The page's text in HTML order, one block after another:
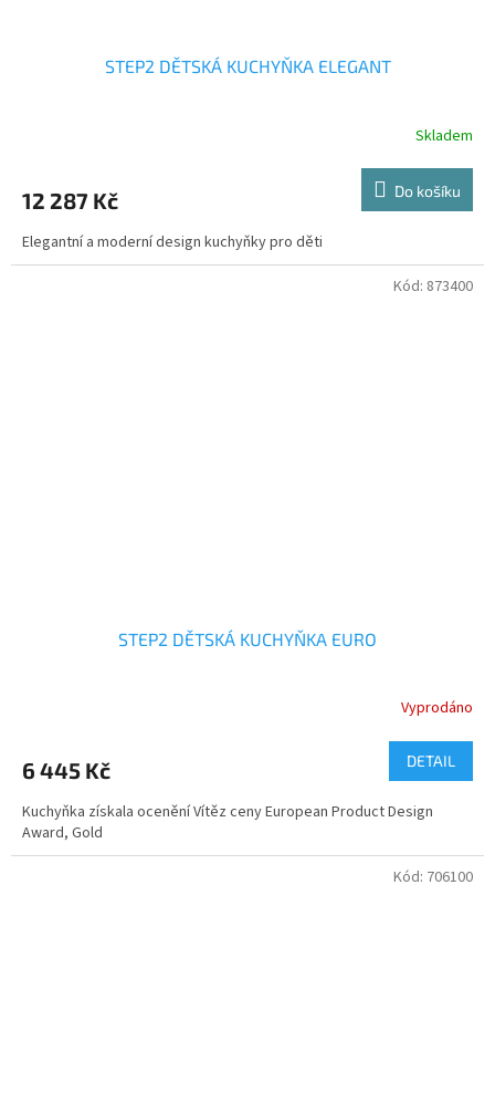
STEP2 DĚTSKÁ KUCHYŇKA ELEGANT
Skladem
12 287 Kč Do košíku
Elegantní a moderní design kuchyňky pro děti
STEP2 DĚTSKÁ KUCHYŇKA EURO
Vyprodáno
6 445 Kč DETAIL
Kuchyňka získala ocenění Vítěz ceny European Product Design
Award, Gold
Kód: 873400
Kód: 706100